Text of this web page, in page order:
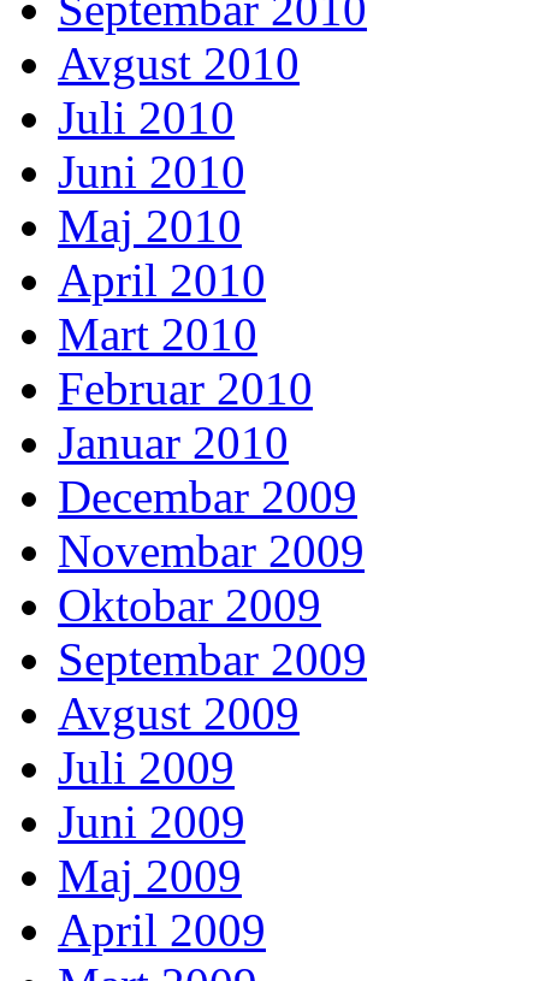
Avgust 2010
Juli 2010
Juni 2010
Maj 2010
April 2010
Mart 2010
Februar 2010
Januar 2010
Decembar 2009
Novembar 2009
Oktobar 2009
Septembar 2009
Avgust 2009
Juli 2009
Juni 2009
Maj 2009
April 2009